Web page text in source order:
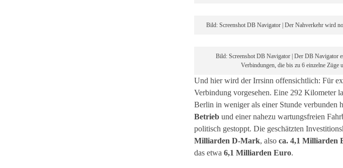
Bild: Screenshot DB Navigator | Der Nahverkehr wird
Bild: Screenshot DB Navigator | Der DB Navigator
Verbindungen, die bis zu 6 einzelne Züge
Und hier wird der Irrsinn offensichtlich: Für
Verbindung vorgesehen. Eine 292 Kilometer
Berlin in weniger als einer Stunde verbunden
Betrieb und einer nahezu wartungsfreien
politisch gestoppt. Die geschätzten
Milliarden D-Mark, also ca. 4,1 Milliarden
das etwa 6,1 Milliarden Euro.